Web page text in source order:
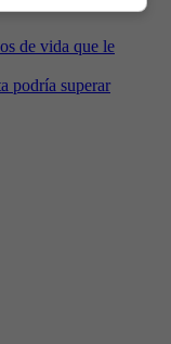
de vida que le
podría superar